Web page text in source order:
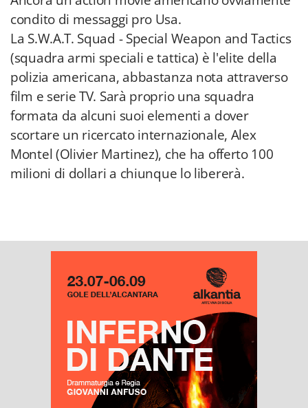
condito di messaggi pro Usa.
La S.W.A.T. Squad - Special Weapon and Tactics
(squadra armi speciali e tattica) è l'elite della
polizia americana, abbastanza nota attraverso
film e serie TV. Sarà proprio una squadra
formata da alcuni suoi elementi a dover
scortare un ricercato internazionale, Alex
Montel (Olivier Martinez), che ha offerto 100
milioni di dollari a chiunque lo libererà.